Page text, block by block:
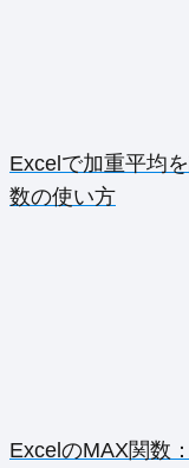
Excelで加重平均
数の使い方
ExcelのMAX関数